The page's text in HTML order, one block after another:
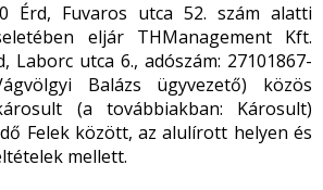
Érd, Fuvaros utca 52. szám alatti
eljár THManagement Kft.
Laborc utca 6., adószám: 27101867-
Balázs ügyvezető) közös
(a továbbiakban: Károsult)
Felek között, az alulírott helyen és
mellett.